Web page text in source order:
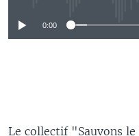
0:00
Le collectif "Sauvons